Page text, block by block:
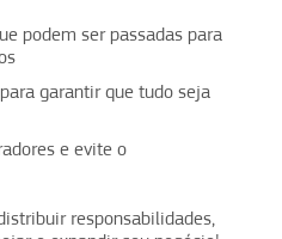
podem ser passadas para
garantir que tudo seja
e evite o
responsabilidades,